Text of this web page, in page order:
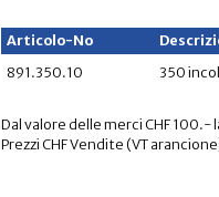
Articolo-No
891.350.10
350
Dal valore delle merci CHF 100.-
Prezzi CHF Vendite (VT